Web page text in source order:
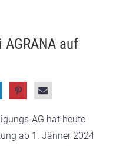
auf
AG hat heute
ab 1. Jänner 2024